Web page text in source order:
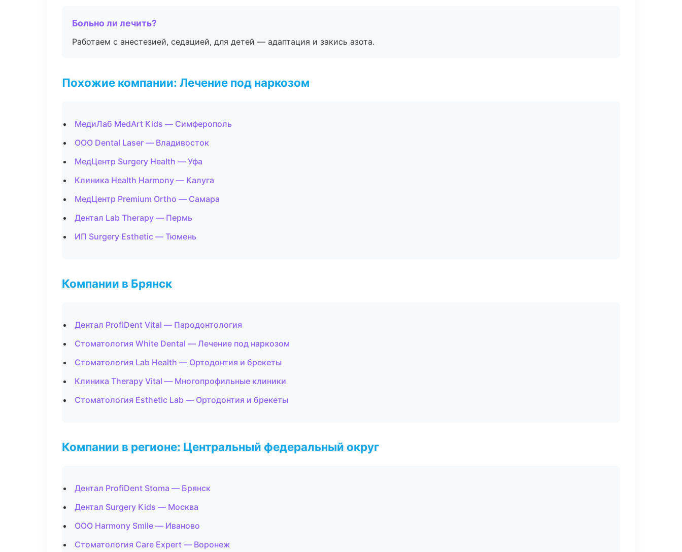
Больно ли лечить?
Работаем с анестезией, седацией, для детей — адаптация и закись азота.
Похожие компании: Лечение под наркозом
МедиЛаб MedArt Kids — Симферополь
ООО Dental Laser — Владивосток
МедЦентр Surgery Health — Уфа
Клиника Health Harmony — Калуга
МедЦентр Premium Ortho — Самара
Дентал Lab Therapy — Пермь
ИП Surgery Esthetic — Тюмень
Компании в Брянск
Дентал ProfiDent Vital — Пародонтология
Стоматология White Dental — Лечение под наркозом
Стоматология Lab Health — Ортодонтия и брекеты
Клиника Therapy Vital — Многопрофильные клиники
Стоматология Esthetic Lab — Ортодонтия и брекеты
Компании в регионе: Центральный федеральный округ
Дентал ProfiDent Stoma — Брянск
Дентал Surgery Kids — Москва
ООО Harmony Smile — Иваново
Стоматология Care Expert — Воронеж